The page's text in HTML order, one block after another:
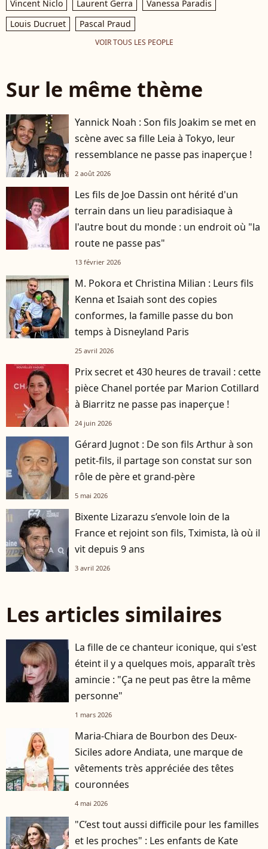
Vincent Niclo Laurent Gerra
Vanessa Paradis
Louis Ducruet
Pascal Praud
VOIR TOUS LES PEOPLE
Sur le même thème
Yannick Noah : Son fils Joakim se met en
scène avec sa fille Leia à Tokyo, leur
ressemblance ne passe pas inaperçue !
2 août 2026
Les fils de Joe Dassin ont hérité d'un
terrain dans un lieu paradisiaque à
l'autre bout du monde : un endroit où "la
route ne passe pas"
13 février 2026
M. Pokora et Christina Milian : Leurs fils
Kenna et Isaiah sont des copies
conformes, la famille passe du bon
temps à Disneyland Paris
25 avril 2026
Prix secret et 430 heures de travail : cette
pièce Chanel portée par Marion Cotillard
à Biarritz ne passe pas inaperçue !
24 juin 2026
Gérard Jugnot : De son fils Arthur à son
petit-fils, il partage son constat sur son
rôle de père et grand-père
5 mai 2026
Bixente Lizarazu s’envole loin de la
France et rejoint son fils, Tximista, là où il
vit depuis 9 ans
3 avril 2026
Les articles similaires
La fille de ce chanteur iconique, qui s'est
éteint il y a quelques mois, apparaît très
amincie : "Ça ne peut pas être la même
personne"
1 mars 2026
Maria-Chiara de Bourbon des Deux-
Siciles adore Andiata, une marque de
vêtements très appréciée des têtes
couronnées
4 mai 2026
"C’est tout aussi difficile pour les familles
et les proches" : Les enfants de Kate